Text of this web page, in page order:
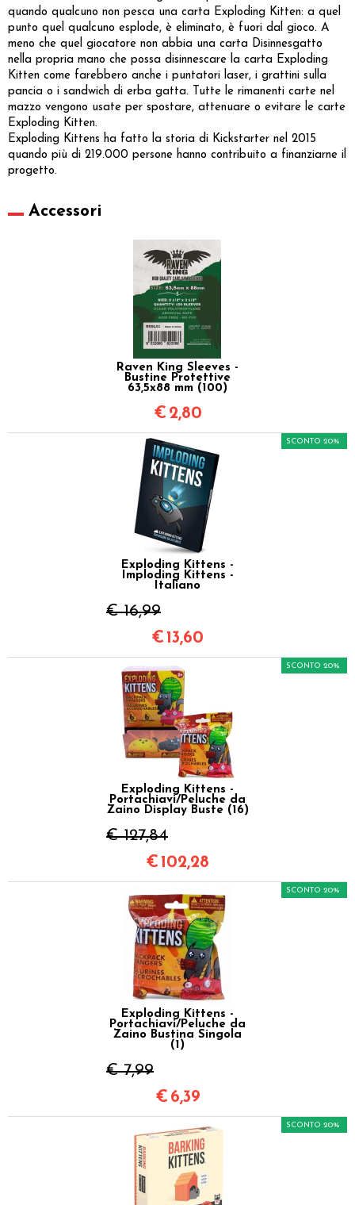
quando qualcuno non pesca una carta Exploding Kitten: a quel
punto quel qualcuno esplode, è eliminato, è fuori dal gioco. A
meno che quel giocatore non abbia una carta Disinnesgatto
nella propria mano che possa disinnescare la carta Exploding
Kitten come farebbero anche i puntatori laser, i grattini sulla
pancia o i sandwich di erba gatta. Tutte le rimanenti carte nel
mazzo vengono usate per spostare, attenuare o evitare le carte
Exploding Kitten.
Exploding Kittens ha fatto la storia di Kickstarter nel 2015
quando più di 219.000 persone hanno contribuito a finanziarne il
progetto.
Accessori
Raven King Sleeves -
Bustine Protettive
63,5x88 mm (100)
€ 2,80
Exploding Kittens -
Imploding Kittens -
Italiano
€ 16,99
SCONTO 20%
€ 13,60
Exploding Kittens -
Portachiavi/Peluche da
Zaino Display Buste (16)
€ 127,84
SCONTO 20%
€ 102,28
Exploding Kittens -
Portachiavi/Peluche da
Zaino Bustina Singola
(1)
€ 7,99
SCONTO 20%
€ 6,39
SCONTO 20%